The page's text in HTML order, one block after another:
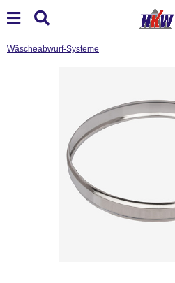
Wäscheabwurf-Systeme